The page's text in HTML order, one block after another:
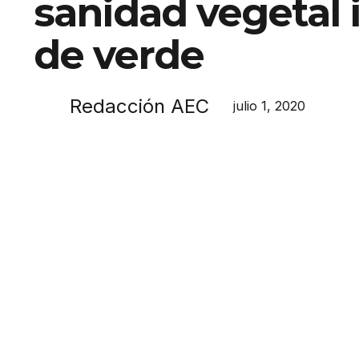
sanidad vegetal
de verde
Redacción AEC julio 1, 2020